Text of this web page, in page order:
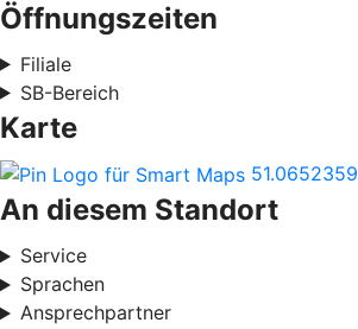
Öffnungszeiten
Filiale
SB-Bereich
Karte
51.0652359
An diesem Standort
Service
Sprachen
Ansprechpartner